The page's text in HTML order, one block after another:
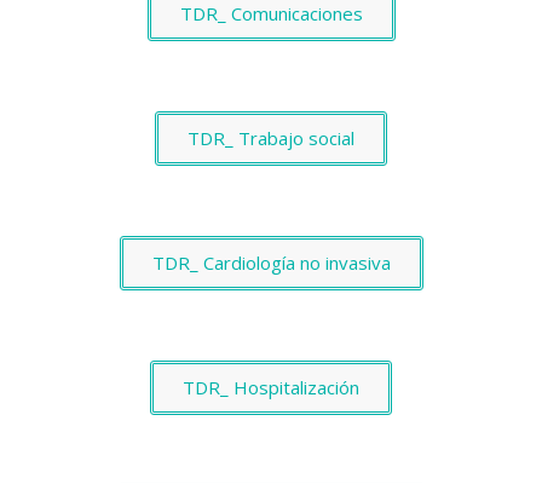
TDR_ Comunicaciones
TDR_ Trabajo social
TDR_ Cardiología no invasiva
TDR_ Hospitalización